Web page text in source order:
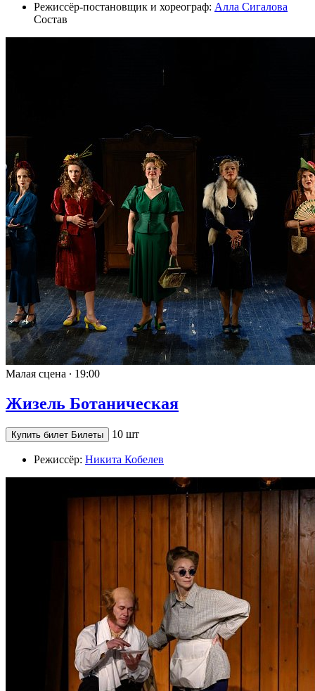
Режиссёр-постановщик и хореограф: Алла Сигалова
Состав
Малая сцена ∙ 19:00
Жизель Ботаническая
Купить билет Билеты 10 шт
Режиссёр: Никита Кобелев